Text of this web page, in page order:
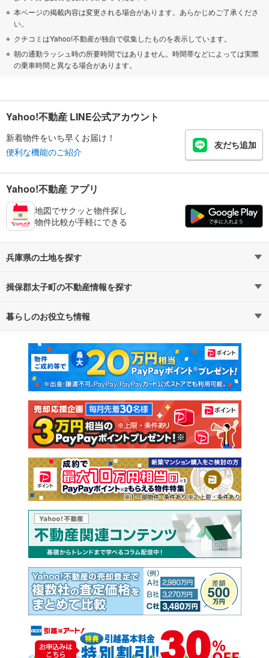
本ページの掲載内容は変更される場合があります。あらかじめご了承くださ
い。
クチコミはYahoo!不動産が独自で収集したものを表示しています。
朝の通勤ラッシュ時の所要時間ではありません。時間帯などによっては実際
の乗車時間と異なる場合があります。
Yahoo!不動産 LINE公式アカウント
新着物件をいち早くお届け！
便利な機能のご紹介
友だち追加
Yahoo!不動産 アプリ
地図でサクッと物件探し
物件比較が手軽にできる
兵庫県の土地を探す
路線・駅から探す
通勤・通学時間から探す
揖保郡太子町の不動産情報を探す
不動産・住宅
新築マンション 中古マンション
新築一戸建て 中古一戸建て
注文住宅 土地
売却査定
暮らしのお役立ち情報
マンションカタログ 教えて！住まいの先生